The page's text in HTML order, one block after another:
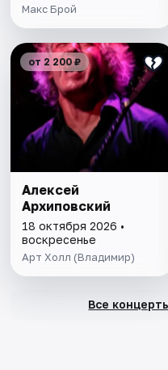
Макс Брой
от 2 200 ₽
Алексей
Архиповский
18 октября 2026 •
воскресенье
Арт Холл (Владимир)
Все